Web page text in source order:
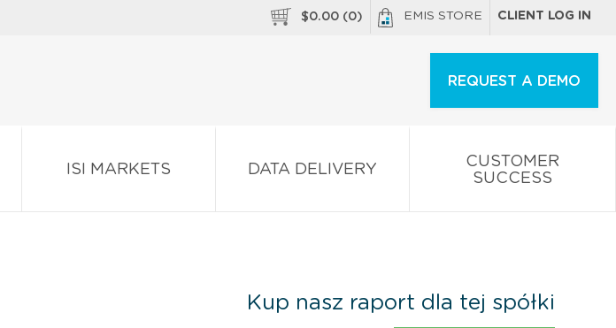
$0.00 (0) EMIS STORE CLIENT LOG IN
REQUEST A DEMO
ISI MARKETS DATA DELIVERY
CUSTOMER
SUCCESS
Kup nasz raport dla tej spółki